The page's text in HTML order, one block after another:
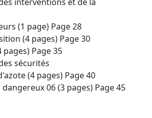
(1 page) Page 28
(4 pages) Page 30
Page 35
sécurités
(4 pages) Page 40
06 (3 pages) Page 45